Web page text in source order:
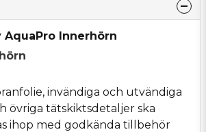
AquaPro Innerhörn
invändiga och utvändiga
övriga tätskiktsdetaljer ska
ihop med godkända tillbehör